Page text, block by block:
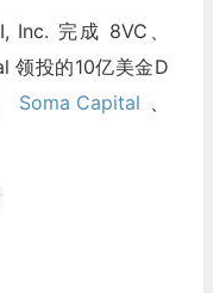
Inc. 完成 8VC、
领投的10亿美金D
Soma Capital 、